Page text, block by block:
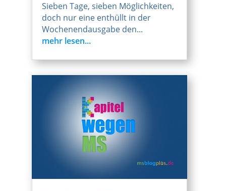
Sieben Tage, sieben Möglichkeiten,
doch nur eine enthüllt in der
Wochenendausgabe den...
mehr lesen...